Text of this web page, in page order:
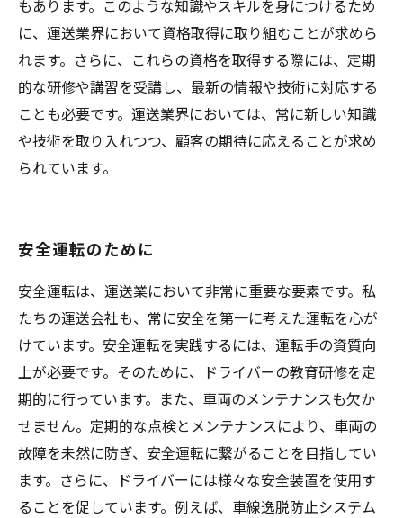
もあります。このような知識やスキルを身につけるため
に、運送業界において資格取得に取り組むことが求めら
れます。さらに、これらの資格を取得する際には、定期
的な研修や講習を受講し、最新の情報や技術に対応する
ことも必要です。運送業界においては、常に新しい知識
や技術を取り入れつつ、顧客の期待に応えることが求め
られています。
安全運転のために
安全運転は、運送業において非常に重要な要素です。私
たちの運送会社も、常に安全を第一に考えた運転を心が
けています。安全運転を実践するには、運転手の資質向
上が必要です。そのために、ドライバーの教育研修を定
期的に行っています。また、車両のメンテナンスも欠か
せません。定期的な点検とメンテナンスにより、車両の
故障を未然に防ぎ、安全運転に繋がることを目指してい
ます。さらに、ドライバーには様々な安全装置を使用す
ることを促しています。例えば、車線逸脱防止システム